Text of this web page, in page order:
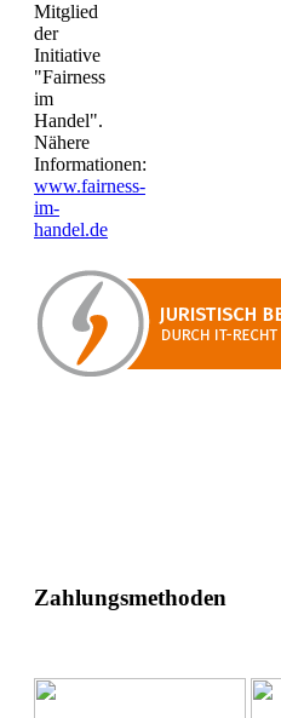
Mitglied
der
Initiative
"Fairness
im
Handel".
Nähere
Informationen:
www.fairness-
im-
handel.de
Zahlungsmethoden